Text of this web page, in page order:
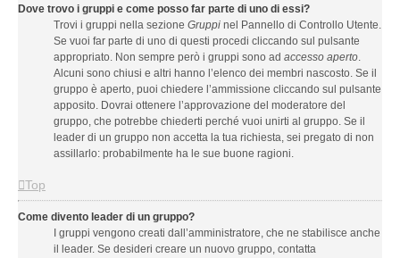
Dove trovo i gruppi e come posso far parte di uno di essi?
Trovi i gruppi nella sezione Gruppi nel Pannello di Controllo Utente.
Se vuoi far parte di uno di questi procedi cliccando sul pulsante
appropriato. Non sempre però i gruppi sono ad accesso aperto.
Alcuni sono chiusi e altri hanno l’elenco dei membri nascosto. Se il
gruppo è aperto, puoi chiedere l’ammissione cliccando sul pulsante
apposito. Dovrai ottenere l’approvazione del moderatore del
gruppo, che potrebbe chiederti perché vuoi unirti al gruppo. Se il
leader di un gruppo non accetta la tua richiesta, sei pregato di non
assillarlo: probabilmente ha le sue buone ragioni.
Top
Come divento leader di un gruppo?
I gruppi vengono creati dall’amministratore, che ne stabilisce anche
il leader. Se desideri creare un nuovo gruppo, contatta